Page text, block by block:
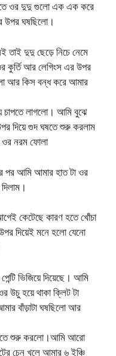
ওর দুদু গুলো এক এক করে
উপর ঘষছিলো।
তাই দুদু ছেড়ে নিচে নেমে
কুর্তি আর লেগিংস এর উপর
আর কিস বন্ধ করে আমার
চাপতে লাগলো। আমি বুঝে
দিয়ে গুদ ঘষতে শুরু করলাম
ওর নরম ফোলা
পর আমি আমার হাত টা ওর
কেটেছে কারণ হতে খোঁচা
দিয়েই মনে হলো যেনো
ভিজিয়ে দিয়েছে। আমি
উচু হয়ে থাকা ক্লিট টা
বাঁড়াটা ঘষছিলো আর
শুরু করলো।আমি আরো
চেন খুলে আমার ৬ ইঞ্চি